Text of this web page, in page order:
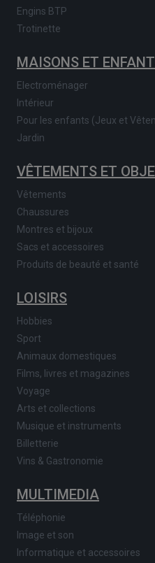
Engins BTP
Trotinette
MAISONS ET
Electroménager
Intérieur
Pour les enfants (Jeux et
Jardin
VÊTEMENTS ET
Vêtements
Chaussures
Montres et bijoux
Sacs et accessoires
Produits de beauté et santé
LOISIRS
Hobbies
Sport
Animaux domestiques
Films, livres et magazines
Voyage
Arts et collections
Musique et instruments
Billetterie
Vins & Gastronomie
MULTIMEDIA
Téléphonie
Image et son
Informatique et accessoires